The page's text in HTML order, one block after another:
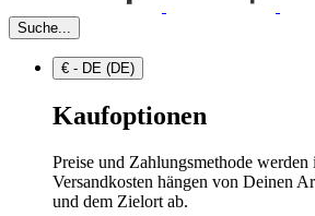
Suche...
€ - DE (DE)
Kaufoptionen
Preise und Zahlungsmethode werden
Versandkosten hängen von Deinen
und dem Zielort ab.